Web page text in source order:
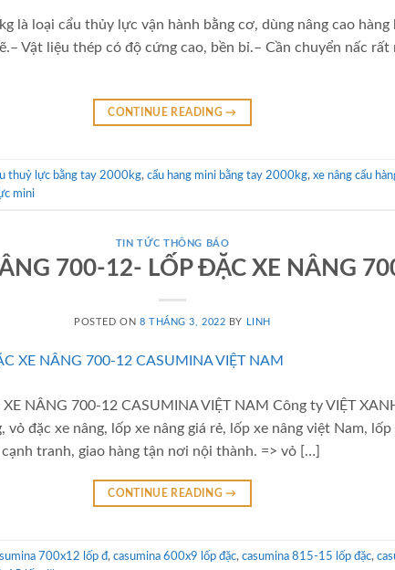
là loại cẩu thủy lực vận hành bằng cơ, dùng nâng cao hàng
Vật liệu thép có độ cứng cao, bền bỉ.– Cần chuyển nấc rất
CONTINUE READING→
thuỷ lực bằng tay 2000kg, cẩu hang mini bằng tay 2000kg, xe nâng cẩu
mini
TIN TỨC THÔNG BÁO
700-12- LỐP ĐẶC XE NÂNG
POSTED ON 8 THÁNG 3, 2022 BY LINH
NÂNG 700-12 CASUMINA VIỆT NAM Công ty VIỆT
vỏ đặc xe nâng, lốp xe nâng giá rẻ, lốp xe nâng việt Nam,
tranh, giao hàng tận nơi nội thành. => vỏ […]
CONTINUE READING→
700x12 lốp đ, casumina 600x9 lốp đặc, casumina 815-15 lốp đặc,